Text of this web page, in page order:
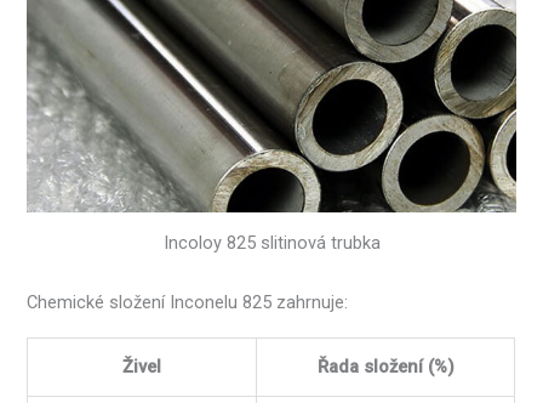
Incoloy 825 slitinová trubka
Chemické složení Inconelu 825 zahrnuje:
Živel Řada složení (%)